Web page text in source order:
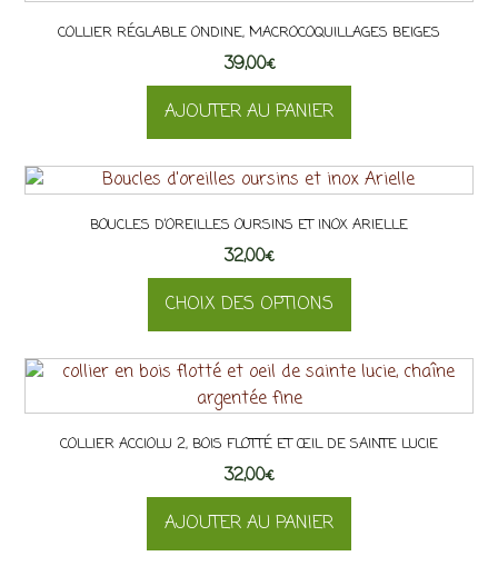
variations.
Les
options
peuvent
être
choisies
sur
la
page
du
produit
COLLIER RÉGLABLE ONDINE, MACROCOQUILLAGES BEIGES
39,00€
AJOUTER AU PANIER
BOUCLES D’OREILLES OURSINS ET INOX ARIELLE
32,00€
CHOIX DES OPTIONS
produit
a
variations.
Les
options
peuvent
être
COLLIER ACCIOLU 2, BOIS FLOTTÉ ET ŒIL DE SAINTE LUCIE
32,00€
AJOUTER AU PANIER